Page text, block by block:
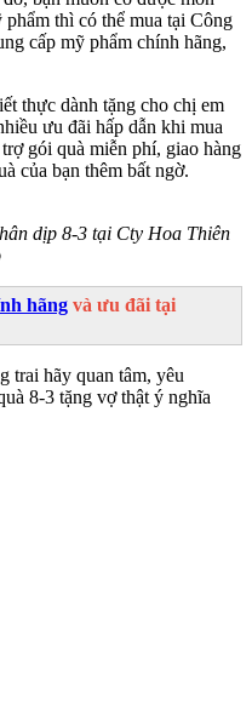
thì có thể mua tại Công
cấp mỹ phẩm chính hãng,
thực dành tặng cho chị em
ưu đãi hấp dẫn khi mua
gói quà miễn phí, giao hàng
của bạn thêm bất ngờ.
dịp 8-3 tại Cty Hoa Thiên
hãng và ưu đãi tại
trai hãy quan tâm, yêu
8-3 tặng vợ thật ý nghĩa